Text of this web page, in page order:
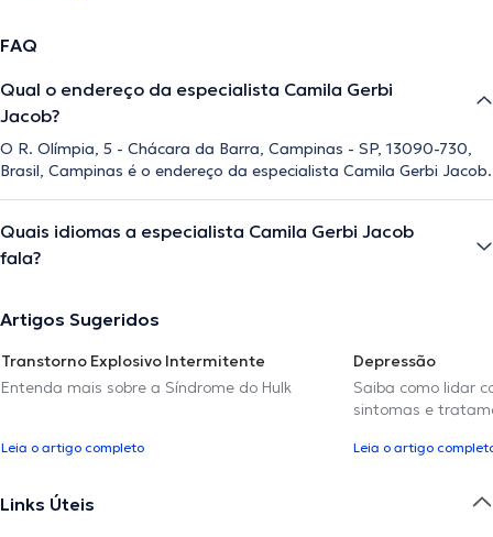
FAQ
Qual o endereço da especialista Camila Gerbi
Jacob?
O R. Olímpia, 5 - Chácara da Barra, Campinas - SP, 13090-730,
Brasil, Campinas é o endereço da especialista Camila Gerbi Jacob.
Quais idiomas a especialista Camila Gerbi Jacob
fala?
Artigos Sugeridos
Transtorno Explosivo Intermitente
Entenda mais sobre a Síndrome do Hulk
Leia o artigo completo
Depressão
Saiba como lidar
sintomas e
Leia o artigo
Links Úteis